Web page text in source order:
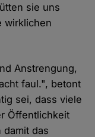
sie uns
wirklichen
Anstrengung,
faul.", betont
sei, dass viele
Öffentlichkeit
das